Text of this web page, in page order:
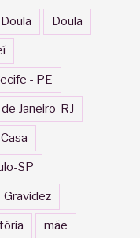
Doula
- PE
Janeiro-RJ
SP
Gravidez
mãe